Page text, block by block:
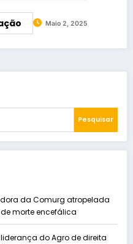
Maio 2, 2025
Pesquisar
da Comurg atropelada
morte encefálica
do Agro de direita